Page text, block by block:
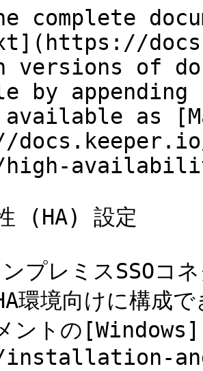
complete
versions of
by
as
high-
(HA) 設定
プレミスSSOコ
環境向けに構成
ントの
installation-